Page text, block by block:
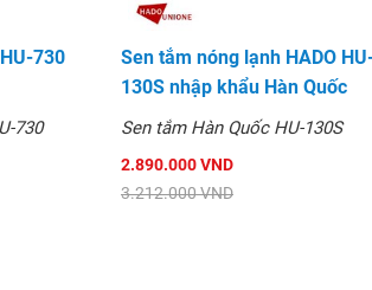
730
730
Sen tắm nóng lạnh HADO
130S nhập khẩu Hàn Quốc
Sen tắm Hàn Quốc HU-130S
2.890.000 VND
3.212.000 VND